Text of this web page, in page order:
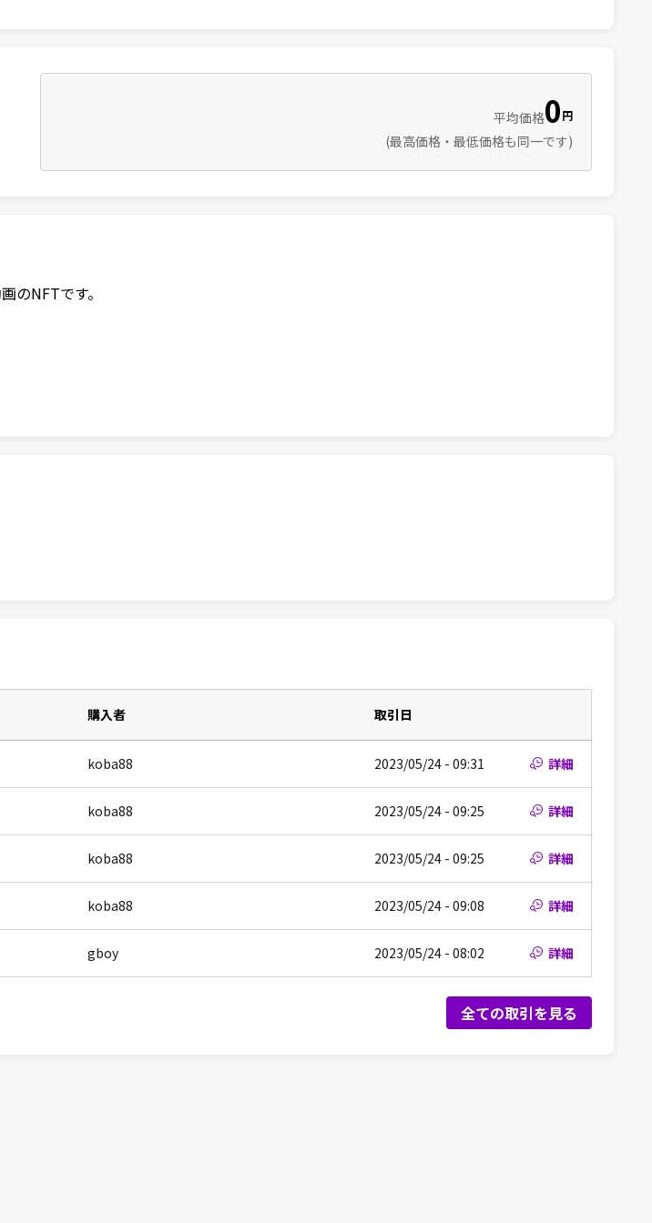
平均価格0円
(最高価格・最低価格も同一です)
のNFTです。
購入者 取引日
koba88 2023/05/24 - 09:31 詳細
koba88 2023/05/24 - 09:25 詳細
koba88 2023/05/24 - 09:25 詳細
koba88 2023/05/24 - 09:08 詳細
gboy 2023/05/24 - 08:02 詳細
全ての取引を見る